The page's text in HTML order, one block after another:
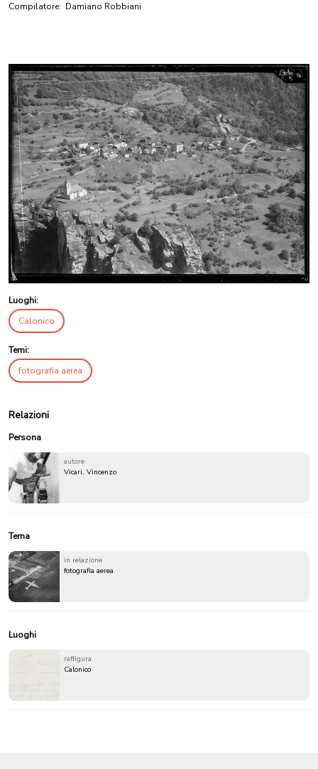
Compilatore: Damiano Robbiani
Luoghi:
Calonico
Temi:
fotografia aerea
Relazioni
Persona
autore
Vicari, Vincenzo
Tema
in relazione
fotografia aerea
Luoghi
raffigura
Calonico